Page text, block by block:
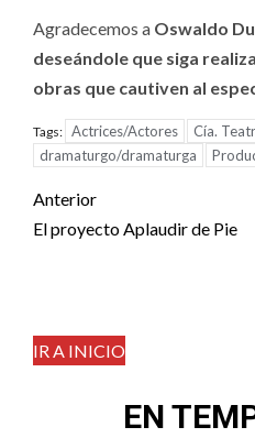
Agradecemos a Oswaldo
deseándole que siga
obras que cautiven al
Tags: Actrices/Actores Cía.
dramaturgo/dramaturga
Post
navigation
Anterior
El proyecto Aplaudir de Pie
IR A INICIO
EN